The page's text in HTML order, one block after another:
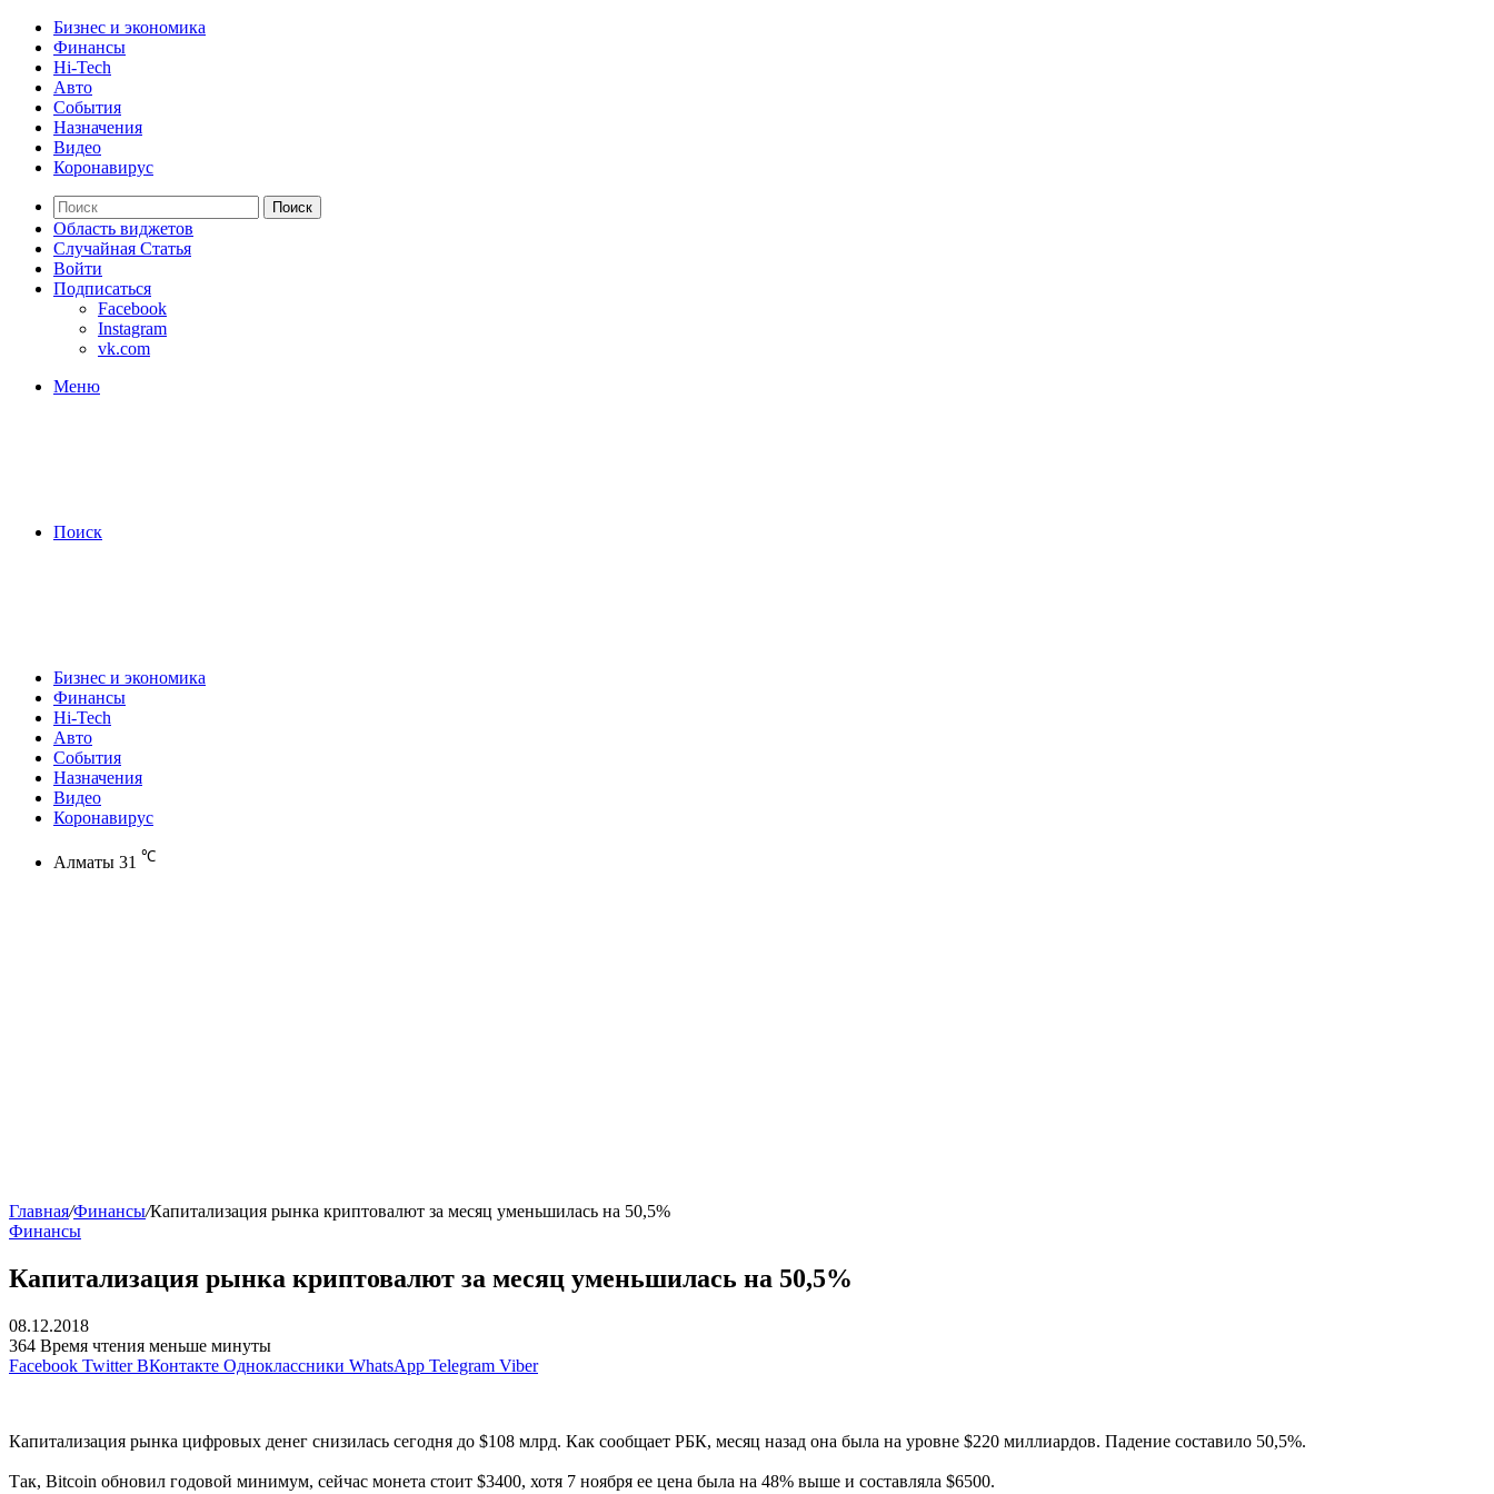
Бизнес и экономика
Финансы
Hi-Tech
Авто
События
Назначения
Видео
Коронавирус
Поиск
Область виджетов
Случайная Статья
Войти
Подписаться
Facebook
Instagram
vk.com
Меню
Поиск
Бизнес и экономика
Финансы
Hi-Tech
Авто
События
Назначения
Видео
Коронавирус
Алматы 31 ℃
Главная/Финансы/Капитализация рынка криптовалют за месяц уменьшилась на 50,5%
Финансы
Капитализация рынка криптовалют за месяц уменьшилась на 50,5%
08.12.2018
364 Время чтения меньше минуты
Facebook Twitter ВКонтакте Одноклассники WhatsApp Telegram Viber
Капитализация рынка цифровых денег снизилась сегодня до $108 млрд. Как сообщает РБК, месяц назад она была на уровне $220 миллиардов. Падение составило 50,5%.
Так, Вitcoin обновил годовой минимум, сейчас монета стоит $3400, хотя 7 ноября ее цена была на 48% выше и составляла $6500.